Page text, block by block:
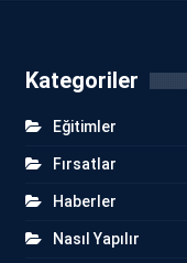
Kategoriler
Eğitimler
Fırsatlar
Haberler
Nasıl Yapılır